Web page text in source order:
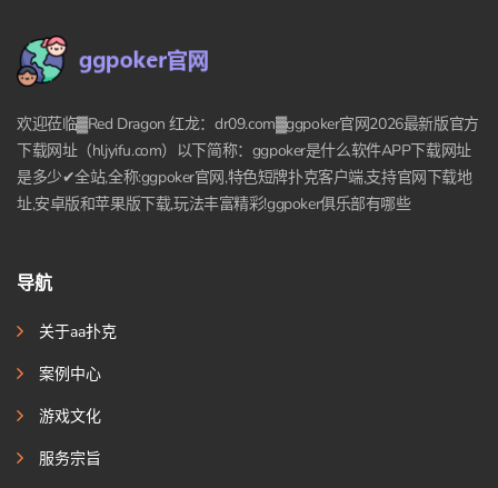
欢迎莅临▓Red Dragon 红龙：dr09.com▓ggpoker官网2026最新版官方
下载网址（hljyifu.com）以下简称：ggpoker是什么软件APP下载网址
是多少✔全站,全称:ggpoker官网,特色短牌扑克客户端,支持官网下载地
址,安卓版和苹果版下载,玩法丰富精彩!ggpoker俱乐部有哪些
导航
关于aa扑克
案例中心
游戏文化
服务宗旨